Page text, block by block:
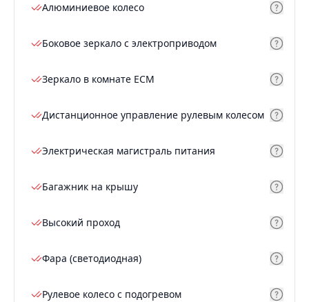
Алюминиевое колесо
Боковое зеркало с электроприводом
Зеркало в комнате ECM
Дистанционное управление рулевым колесом
Электрическая магистраль питания
Багажник на крышу
Высокий проход
Фара (светодиодная)
Рулевое колесо с подогревом